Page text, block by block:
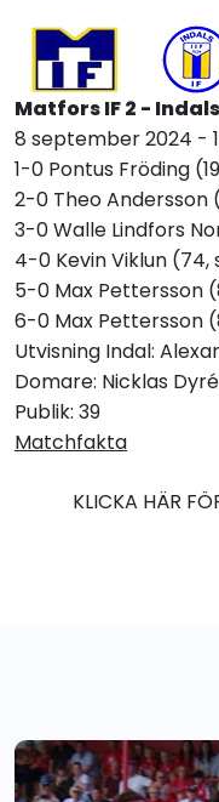
Matfors IF 2 -
8 september 2024 -
1-0 Pontus Fröding
2-0 Theo Andersson
3-0 Walle Lindfors
4-0 Kevin Viklun
5-0 Max Pettersson
6-0 Max Pettersson
Utvisning Indal:
Domare: Nicklas
Publik: 39
Matchfakta
KLICKA HÄR